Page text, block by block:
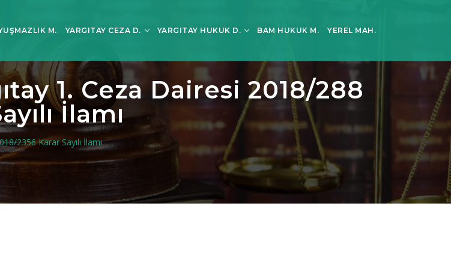
M. YARGITAY CEZA D. YARGITAY HUKUK D. BAM HUKUK M. YEREL MAH.
1. Ceza Dairesi 2018/288
İlamı
2356 Karar Sayılı İlamı